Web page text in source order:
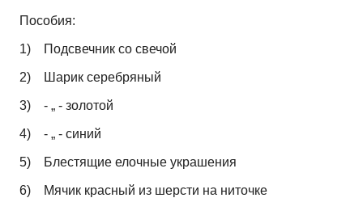
Пособия:
1) Подсвечник со свечой
2) Шарик серебряный
3) - „ - золотой
4) - „ - синий
5) Блестящие елочные украшения
6) Мячик красный из шерсти на ниточке